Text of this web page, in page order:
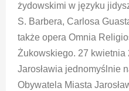
żydowskimi w języku
S. Barbera, Carlosa
także opera Omnia
Żukowskiego. 27 kwietnia
Jarosławia jednomyślnie
Obywatela Miasta